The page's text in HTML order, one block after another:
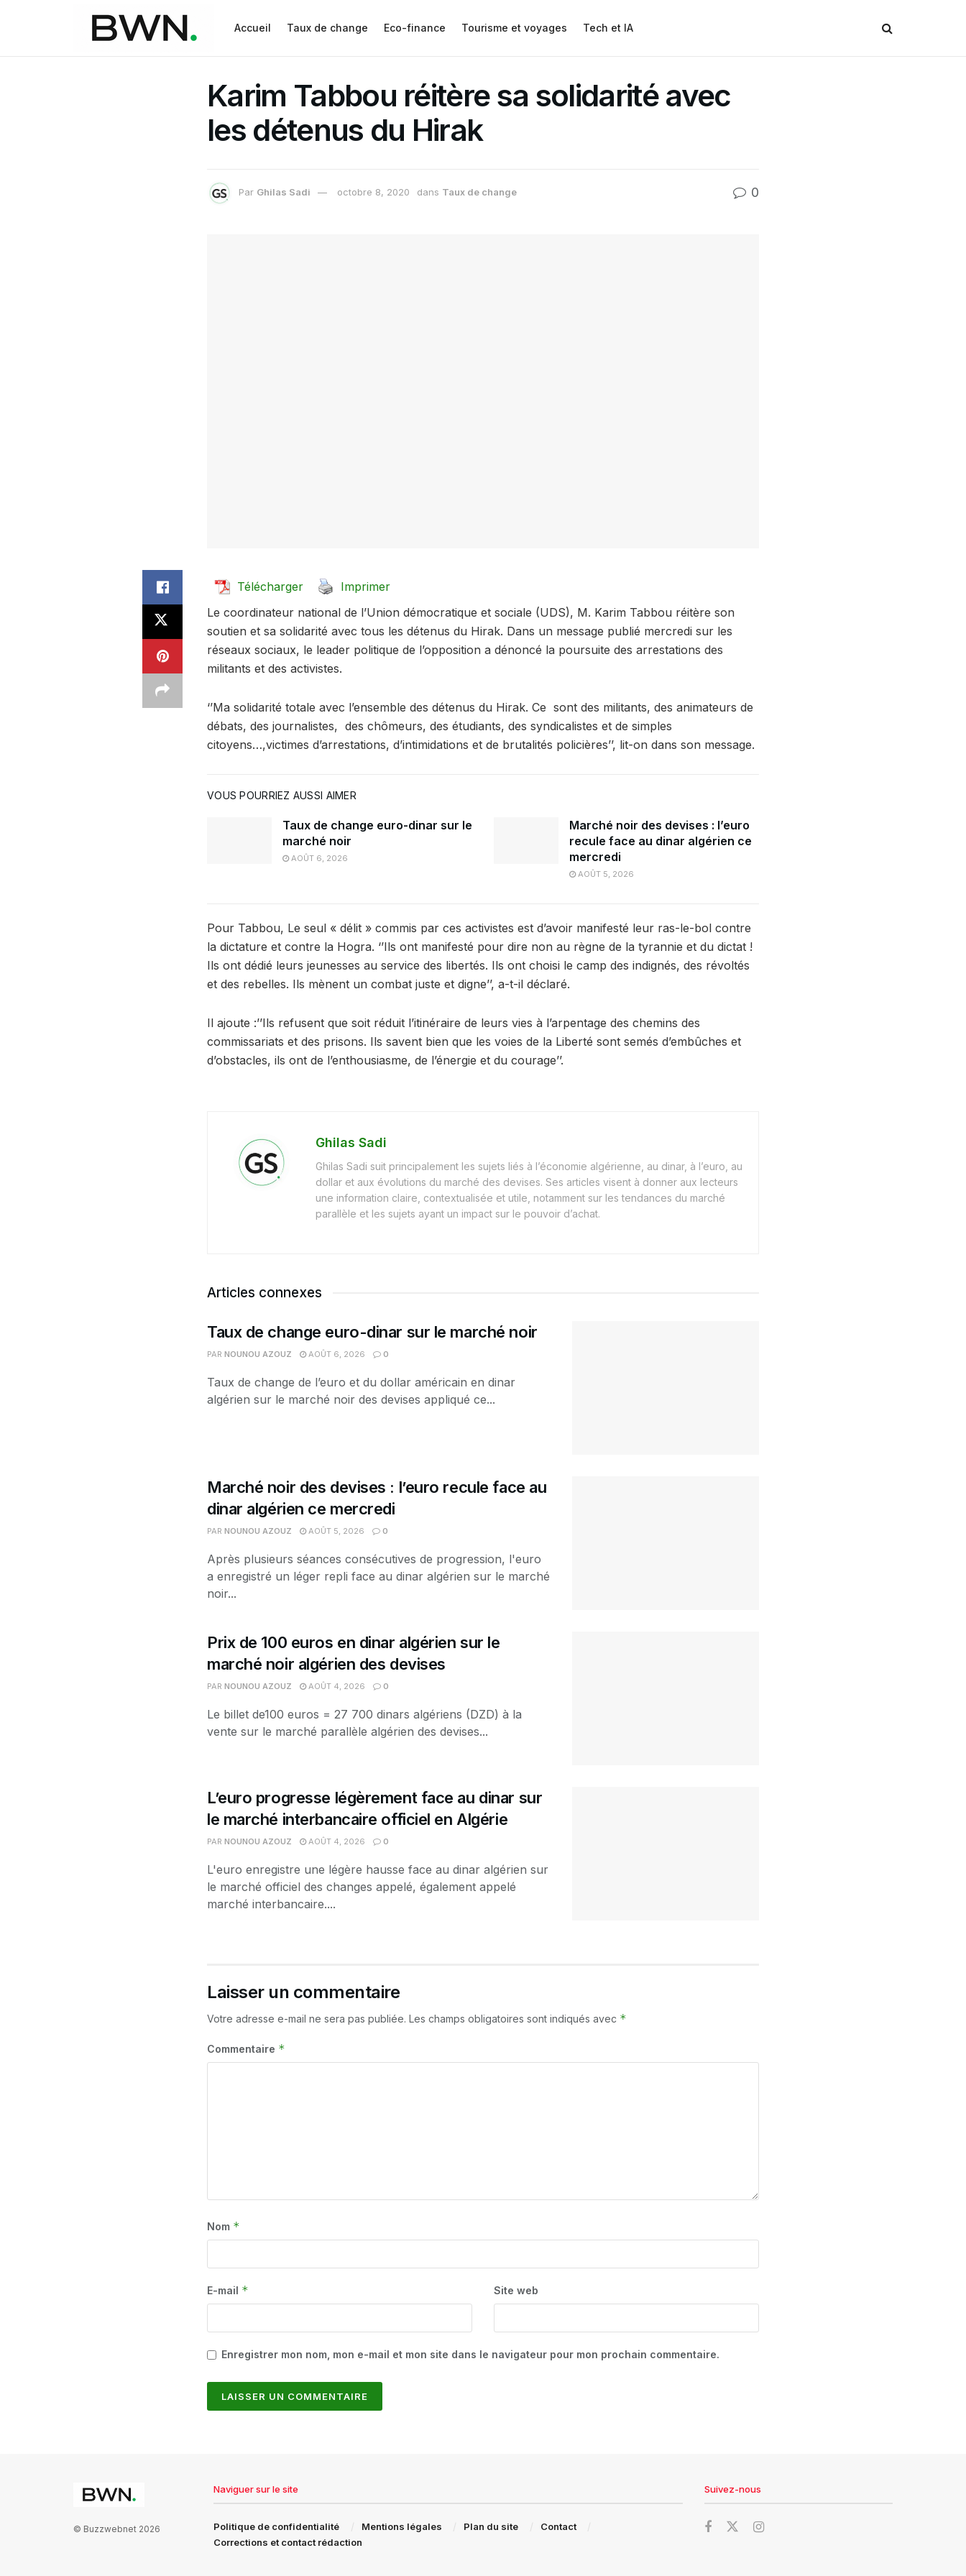
Accueil Taux de change Eco-finance Tourisme et voyages Tech et IA
Karim Tabbou réitère sa solidarité avec
les détenus du Hirak
Par Ghilas Sadi octobre 8, 2020 dans Taux de change 0
Télécharger
Imprimer
Le coordinateur national de l’Union démocratique et sociale (UDS), M. Karim Tabbou réitère son
soutien et sa solidarité avec tous les détenus du Hirak. Dans un message publié mercredi sur les
réseaux sociaux, le leader politique de l’opposition a dénoncé la poursuite des arrestations des
militants et des activistes.
‘’Ma solidarité totale avec l’ensemble des détenus du Hirak. Ce sont des militants, des animateurs de
débats, des journalistes, des chômeurs, des étudiants, des syndicalistes et de simples
citoyens…,victimes d’arrestations, d’intimidations et de brutalités policières’’, lit-on dans son message.
VOUS POURRIEZ AUSSI AIMER
Taux de change euro-dinar sur le
marché noir
AOÛT 6, 2026
Marché noir des devises : l’euro
recule face au dinar algérien ce
mercredi
AOÛT 5, 2026
Pour Tabbou, Le seul « délit » commis par ces activistes est d’avoir manifesté leur ras-le-bol contre
la dictature et contre la Hogra. ‘’Ils ont manifesté pour dire non au règne de la tyrannie et du dictat !
Ils ont dédié leurs jeunesses au service des libertés. Ils ont choisi le camp des indignés, des révoltés
et des rebelles. Ils mènent un combat juste et digne’’, a-t-il déclaré.
Il ajoute :’’Ils refusent que soit réduit l’itinéraire de leurs vies à l’arpentage des chemins des
commissariats et des prisons. Ils savent bien que les voies de la Liberté sont semés d’embûches et
d’obstacles, ils ont de l’enthousiasme, de l’énergie et du courage’’.
Ghilas Sadi
Ghilas Sadi suit principalement les sujets liés à l’économie algérienne, au dinar, à l’euro, au
dollar et aux évolutions du marché des devises. Ses articles visent à donner aux lecteurs
une information claire, contextualisée et utile, notamment sur les tendances du marché
parallèle et les sujets ayant un impact sur le pouvoir d’achat.
Articles connexes
Taux de change euro-dinar sur le marché noir
PAR NOUNOU AZOUZ AOÛT 6, 2026 0
Taux de change de l’euro et du dollar américain en dinar
algérien sur le marché noir des devises appliqué ce...
Marché noir des devises : l’euro recule face au
dinar algérien ce mercredi
PAR NOUNOU AZOUZ AOÛT 5, 2026 0
Après plusieurs séances consécutives de progression, l'euro
a enregistré un léger repli face au dinar algérien sur le marché
noir...
Prix de 100 euros en dinar algérien sur le
marché noir algérien des devises
PAR NOUNOU AZOUZ AOÛT 4, 2026 0
Le billet de100 euros = 27 700 dinars algériens (DZD) à la
vente sur le marché parallèle algérien des devises...
L’euro progresse légèrement face au dinar sur
le marché interbancaire officiel en Algérie
PAR NOUNOU AZOUZ AOÛT 4, 2026 0
L'euro enregistre une légère hausse face au dinar algérien sur
le marché officiel des changes appelé, également appelé
marché interbancaire....
Laisser un commentaire
Votre adresse e-mail ne sera pas publiée. Les champs obligatoires sont indiqués avec *
Commentaire *
Nom *
E-mail * Site web
Enregistrer mon nom, mon e-mail et mon site dans le navigateur pour mon prochain commentaire.
© Buzzwebnet 2026
Naviguer sur le site
Politique de confidentialité Mentions légales Plan du site
Contact
Corrections et contact rédaction
Suivez-nous